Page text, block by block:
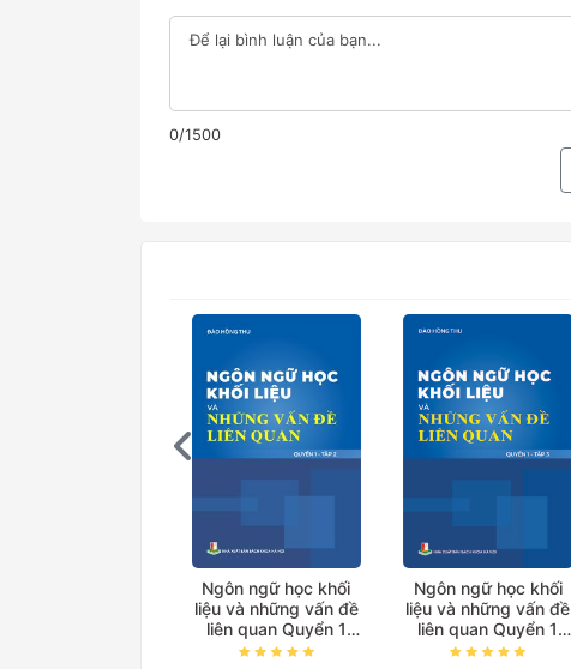
0/1500
Ngôn ngữ học khối
liệu và những vấn đề
liên quan Quyển 1
Tập 2
Ngôn ngữ học khối
liệu và những vấn đề
liên quan Quyển 1
Tập 3